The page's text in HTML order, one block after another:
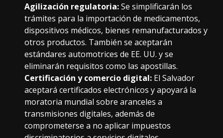
Agilización regulatoria:Se simplificarán los
trámites para la importación de medicamentos,
dispositivos médicos, bienes remanufacturados y
otros productos. También se aceptarán
estándares automotrices de EE. UU. y se
eliminarán requisitos como las apostillas.
Certificación y comercio digital: El Salvador
aceptará certificados electrónicos y apoyará la
moratoria mundial sobre aranceles a
transmisiones digitales, además de
comprometerse a no aplicar impuestos